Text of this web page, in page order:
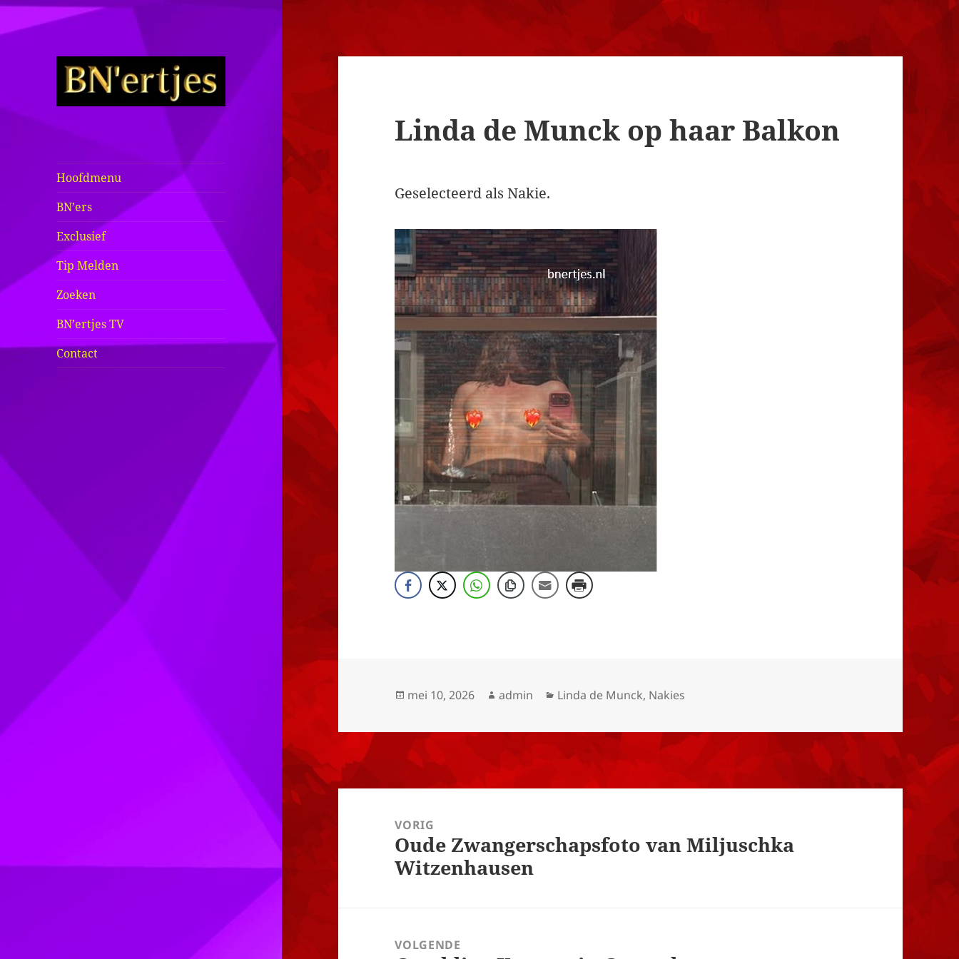
Sexy BN'ers /
Nederlanders
Half Naakt /
Bloot
Hoofdmenu
BN’ers
Exclusief
Tip Melden
Zoeken
BN’ertjes TV
Contact
Linda de Munck op haar Balkon
Geselecteerd als Nakie.
Geplaatst
mei 10, 2026 Auteur
admin Categorieën
Linda de Munck, Nakies
navigatieVORIG
Vorig
bericht:
Oude Zwangerschapsfoto van Miljuschka
Witzenhausen
VOLGENDE